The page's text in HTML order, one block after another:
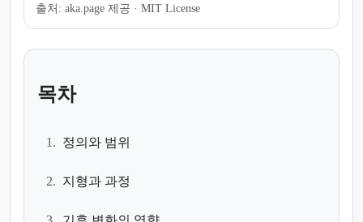
출처: aka.page 제공 · MIT License
목차
1. 정의와 범위
2. 지형과 과정